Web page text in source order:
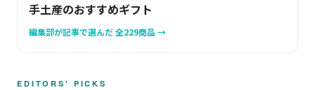
手土産のおすすめギフト
編集部が記事で選んだ 全229商品 →
EDITORS' PICKS